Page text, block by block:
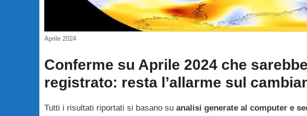
Aprile 2024
Conferme su Aprile 2024 che
registrato: resta l’allarme sul
Tutti i risultati riportati si basano su analisi generate al computer e